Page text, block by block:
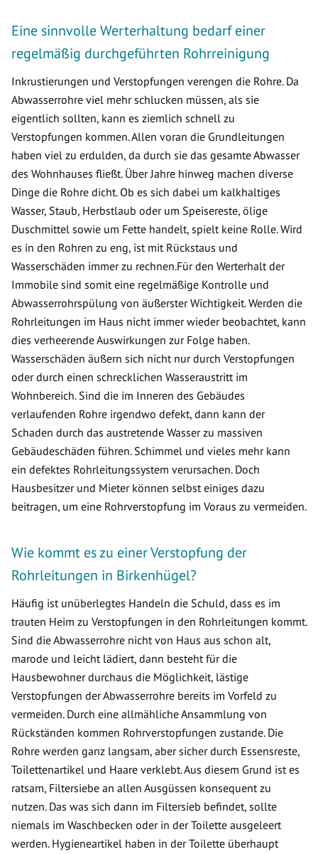
Eine sinnvolle Werterhaltung bedarf einer
regelmäßig durchgeführten Rohrreinigung
Inkrustierungen und Verstopfungen verengen die Rohre. Da
Abwasserrohre viel mehr schlucken müssen, als sie
eigentlich sollten, kann es ziemlich schnell zu
Verstopfungen kommen. Allen voran die Grundleitungen
haben viel zu erdulden, da durch sie das gesamte Abwasser
des Wohnhauses fließt. Über Jahre hinweg machen diverse
Dinge die Rohre dicht. Ob es sich dabei um kalkhaltiges
Wasser, Staub, Herbstlaub oder um Speisereste, ölige
Duschmittel sowie um Fette handelt, spielt keine Rolle. Wird
es in den Rohren zu eng, ist mit Rückstaus und
Wasserschäden immer zu rechnen.Für den Werterhalt der
Immobile sind somit eine regelmäßige Kontrolle und
Abwasserrohrspülung von äußerster Wichtigkeit. Werden die
Rohrleitungen im Haus nicht immer wieder beobachtet, kann
dies verheerende Auswirkungen zur Folge haben.
Wasserschäden äußern sich nicht nur durch Verstopfungen
oder durch einen schrecklichen Wasseraustritt im
Wohnbereich. Sind die im Inneren des Gebäudes
verlaufenden Rohre irgendwo defekt, dann kann der
Schaden durch das austretende Wasser zu massiven
Gebäudeschäden führen. Schimmel und vieles mehr kann
ein defektes Rohrleitungssystem verursachen. Doch
Hausbesitzer und Mieter können selbst einiges dazu
beitragen, um eine Rohrverstopfung im Voraus zu vermeiden.
Wie kommt es zu einer Verstopfung der
Rohrleitungen in Birkenhügel?
Häufig ist unüberlegtes Handeln die Schuld, dass es im
trauten Heim zu Verstopfungen in den Rohrleitungen kommt.
Sind die Abwasserrohre nicht von Haus aus schon alt,
marode und leicht lädiert, dann besteht für die
Hausbewohner durchaus die Möglichkeit, lästige
Verstopfungen der Abwasserrohre bereits im Vorfeld zu
vermeiden. Durch eine allmähliche Ansammlung von
Rückständen kommen Rohrverstopfungen zustande. Die
Rohre werden ganz langsam, aber sicher durch Essensreste,
Toilettenartikel und Haare verklebt. Aus diesem Grund ist es
ratsam, Filtersiebe an allen Ausgüssen konsequent zu
nutzen. Das was sich dann im Filtersieb befindet, sollte
niemals im Waschbecken oder in der Toilette ausgeleert
werden. Hygieneartikel haben in der Toilette überhaupt